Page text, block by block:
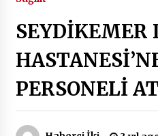
CHP
2 ay ago
Çevre Bilinci
SEYDİKEMER
PERSONELİ